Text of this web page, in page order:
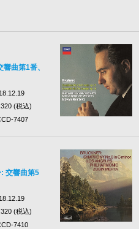
曲第1番、
(税込)
7407
交響曲第5
(税込)
7410